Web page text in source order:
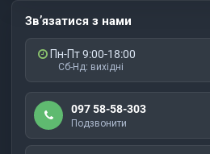
Зв’язатися з нами
Пн-Пт 9:00-18:00
Сб-Нд: вихідні
097 58-58-303
Подзвонити